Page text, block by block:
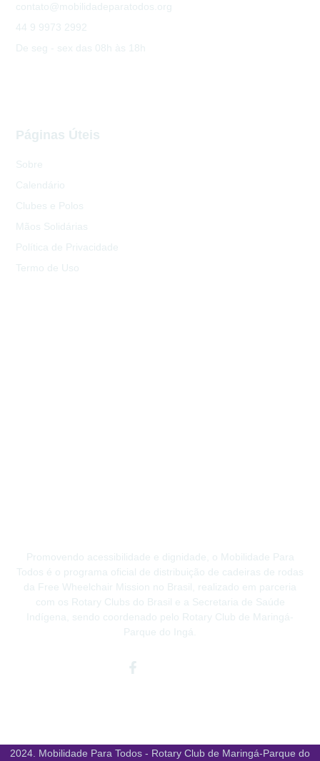
Promovendo acessibilidade e dignidade, o Mobilidade Para
Todos é o programa oficial de distribuição de cadeiras de rodas
da Free Wheelchair Mission no Brasil, realizado em parceria
com os Rotary Clubs do Brasil e a Secretaria de Saúde
Indígena, sendo coordenado pelo Rotary Club de Maringá-
Parque do Ingá.
Facebook-
Páginas Úteis
Sobre
Calendário
Clubes e Polos
Mãos Solidárias
Política de Privacidade
Termo de Uso
contato@mobilidadeparatodos.org
44 9 9973 2992
De seg - sex das 08h às 18h
2024. Mobilidade Para Todos - Rotary Club de Maringá-Parque do